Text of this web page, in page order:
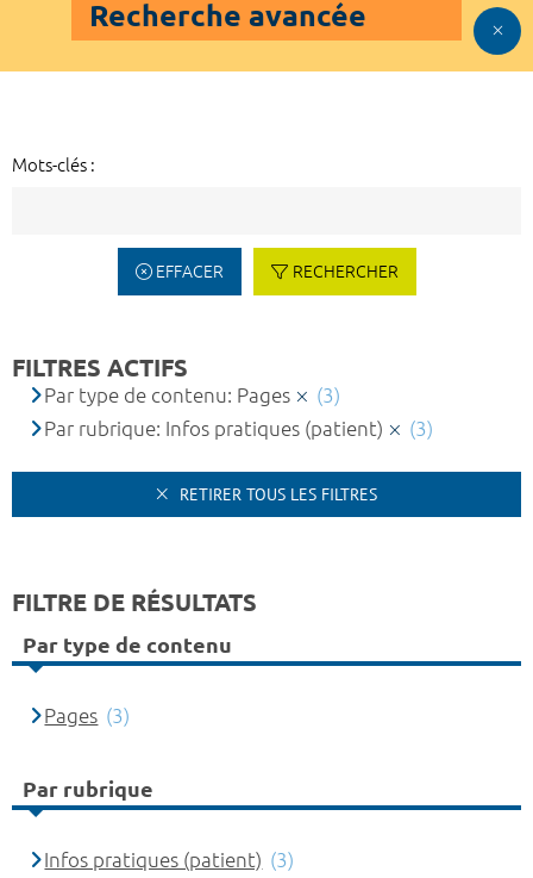
Recherche avancée
Mots-clés :
EFFACER RECHERCHER
FILTRES ACTIFS
Par type de contenu: Pages
(3)
Par rubrique: Infos pratiques (patient)
(3)
RETIRER TOUS LES FILTRES
FILTRE DE RÉSULTATS
Par type de contenu
Pages (3)
Par rubrique
Infos pratiques (patient) (3)